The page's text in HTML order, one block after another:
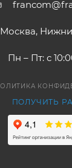
Москва,
Пн – Пт: с
ПОЛУЧИТЬ